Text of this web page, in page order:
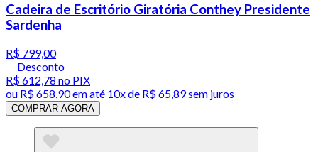
Cadeira de Escritório Giratória Conthey Presidente
Sardenha
R$ 799,00
Desconto
R$ 612,78 no PIX
ou R$ 658,90em até 10x de R$ 65,89 sem juros
COMPRAR AGORA